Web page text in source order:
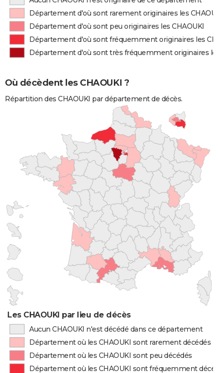
Département d'où sont rarement originaires les
Département d'où sont peu originaires les CHAOUKI
Département d'où sont fréquemment originaires les
Département d'où sont très fréquemment originaires
Où décèdent les CHAOUKI ?
Répartition des CHAOUKI par département de décès.
Les CHAOUKI par lieu de décès
Aucun CHAOUKI n'est décédé dans ce département
Département où les CHAOUKI sont rarement décédés
Département où les CHAOUKI sont peu décédés
Département où les CHAOUKI sont fréquemment